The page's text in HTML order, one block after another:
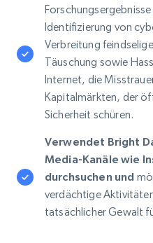
Identifizierung von
Verbreitung
Täuschung sowie
Internet, die
Kapitalmärkten, der
Sicherheit schüren.
Verwendet Bright
Media-Kanäle wie
durchsuchen und
verdächtige
tatsächlicher Gewalt